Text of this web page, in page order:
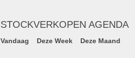
STOCKVERKOPEN AGENDA
Vandaag Deze Week Deze Maand